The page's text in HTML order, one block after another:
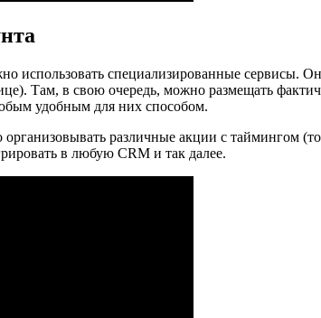
использовать специализированные
Там, в свою очередь, можно размещать
удобным для них способом.
различные акции с таймингом
в любую CRM и так далее.